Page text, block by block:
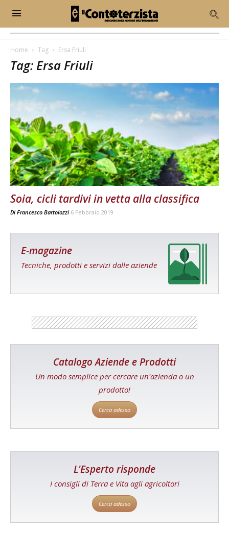
Home Tag Ersa Friuli
Tag: Ersa Friuli
Soia, cicli tardivi in vetta alla classifica
Di Francesco Bartolozzi 6 Febbraio 2019
E-magazine
Tecniche, prodotti e servizi dalle aziende
Catalogo Aziende e Prodotti
Un modo semplice per cercare un'azienda o un
prodotto!
Cerca adesso
L'Esperto risponde
I consigli di Terra e Vita agli agricoltori
Cerca adesso